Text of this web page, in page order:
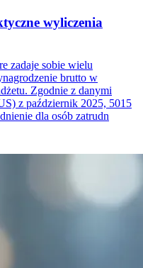
wyliczenia
zadaje sobie wielu
brutto w
Zgodnie z danymi
z październik 2025, 5015
dla osób zatrudn